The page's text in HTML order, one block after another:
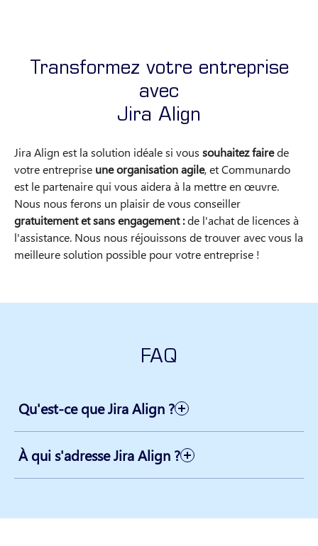
Transformez votre entreprise
avec
Jira Align
Jira Align est la solution idéale si vous souhaitez fairede
votre entreprise une organisation agile, et Communardo
est le partenaire qui vous aidera à la mettre en œuvre.
Nous nous ferons un plaisir de vous conseiller
gratuitement et sans engagement :de l'achat de licences à
l'assistance. Nous nous réjouissons de trouver avec vous la
meilleure solution possible pour votre entreprise !
FAQ
Qu'est-ce que Jira Align ?
À qui s'adresse Jira Align ?